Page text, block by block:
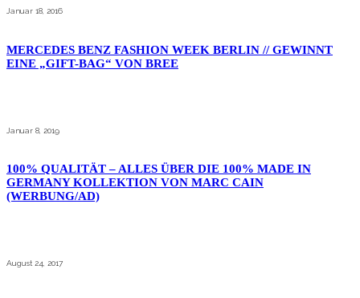
Januar 18, 2016
MERCEDES BENZ FASHION WEEK BERLIN // GEWINNT
EINE „GIFT-BAG“ VON BREE
Januar 8, 2019
100% QUALITÄT – ALLES ÜBER DIE 100% MADE IN
GERMANY KOLLEKTION VON MARC CAIN
(WERBUNG/AD)
August 24, 2017